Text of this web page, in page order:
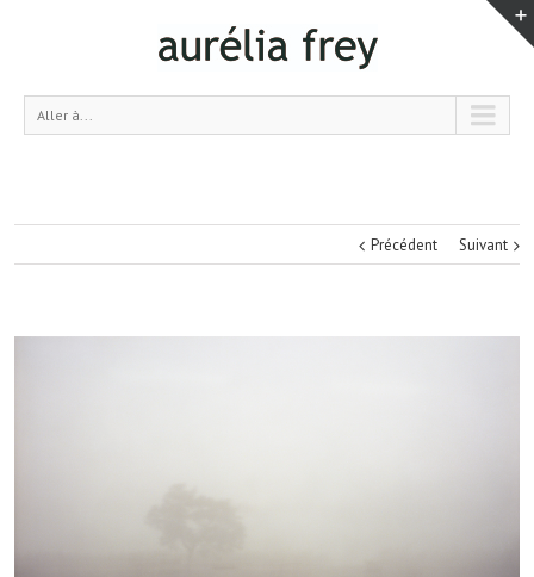
Aller à...
Précédent Suivant